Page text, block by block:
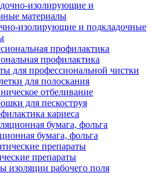
изолирующие и подкладочные
профилактика
для профессиональной чистки
для полоскания
отбеливание
для пескоструя
кариеса
бумага, фольга
препараты